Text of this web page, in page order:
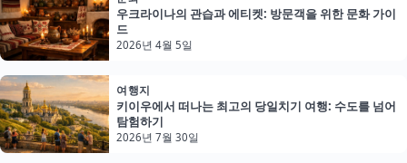
우크라이나의 관습과 에티켓: 방문객을 위한 문화 가이
드
2026년 4월 5일
여행지
키이우에서 떠나는 최고의 당일치기 여행: 수도를 넘어
탐험하기
2026년 7월 30일